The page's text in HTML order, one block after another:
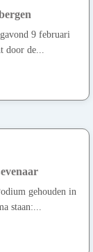
9 februari
door de...
gehouden in
staan:...